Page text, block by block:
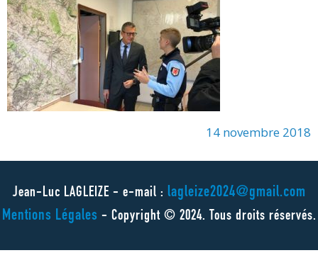
14 novembre 2018
Jean-Luc LAGLEIZE - e-mail : lagleize2024@gmail.com
Mentions Légales - Copyright © 2024. Tous droits réservés.